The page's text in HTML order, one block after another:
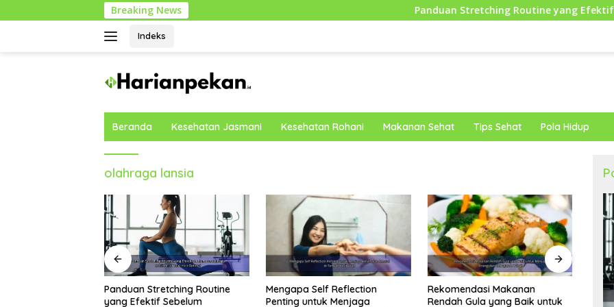
ke
Breaking News Panduan Stretching Routine yang Efektif Sebelum
Indeks
Beranda Kesehatan Jasmani Kesehatan Rohani Makanan Sehat Tips Sehat Pola Hidup
olahraga lansia
Mengapa Self Reflection
Penting untuk Menjaga
Rekomendasi Makanan
Rendah Gula yang Baik untuk
Tips Menjaga Kesehatan
Tulang Sejak Dini dengan Pola